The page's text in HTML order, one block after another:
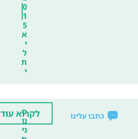
0
1
5
א
י
ל
ת
י
כתבו עלינו
ס
נו
ני
לקרוא עוד